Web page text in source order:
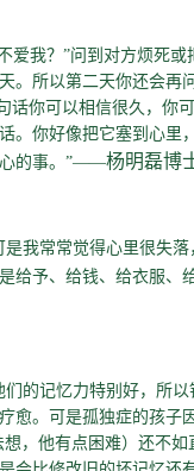
爱我？”问到对方烦死
。所以第二天你还会
话你可以相信很久，你
。你好像把它塞到心
心的事。”——杨明磊博
我常常觉得心里很失
给予、给钱、给衣服
的记忆力特别好，所
愈。可是孤独症的孩
，他有点困难）还不